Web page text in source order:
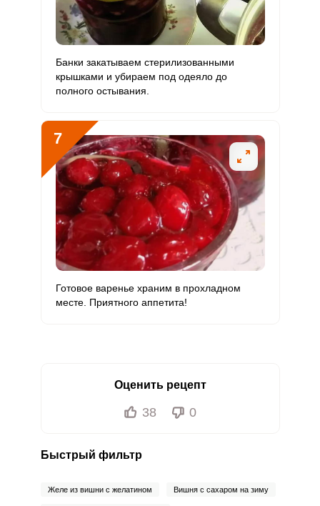
Банки закатываем стерилизованными
крышками и убираем под одеяло до
полного остывания.
7
Готовое варенье храним в прохладном
месте. Приятного аппетита!
Оценить рецепт
38 0
Быстрый фильтр
Желе из вишни с желатином Вишня с сахаром на зиму